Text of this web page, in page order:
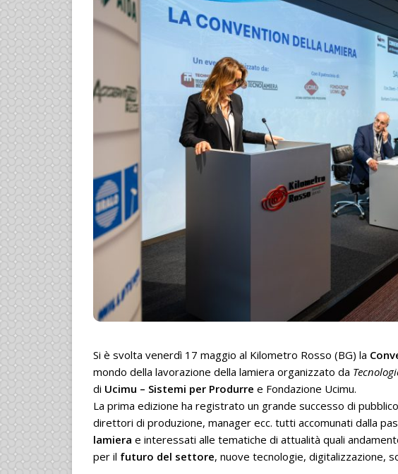
Si è svolta venerdì 17 maggio al Kilometro Rosso (BG) la
mondo della lavorazione della lamiera organizzato da
di Ucimu – Sistemi per Produrre e Fondazione Ucimu.
La prima edizione ha registrato un grande successo di
direttori di produzione, manager ecc. tutti accomunati dalla
lamiera e interessati alle tematiche di attualità quali
per il futuro del settore, nuove tecnologie, digitalizzazione,